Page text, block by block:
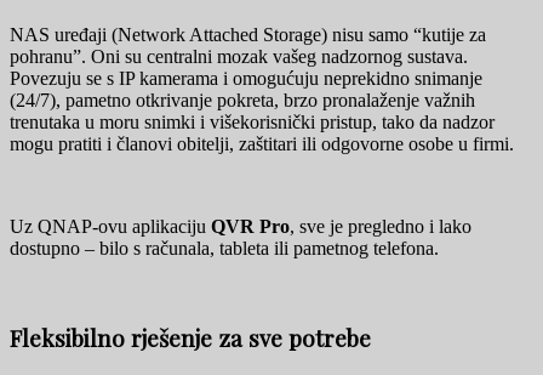
NAS uređaji (Network Attached Storage) nisu samo “kutije za
pohranu”. Oni su centralni mozak vašeg nadzornog sustava.
Povezuju se s IP kamerama i omogućuju neprekidno snimanje
(24/7), pametno otkrivanje pokreta, brzo pronalaženje važnih
trenutaka u moru snimki i višekorisnički pristup, tako da nadzor
mogu pratiti i članovi obitelji, zaštitari ili odgovorne osobe u firmi.
Uz QNAP-ovu aplikaciju QVR Pro, sve je pregledno i lako
dostupno – bilo s računala, tableta ili pametnog telefona.
Fleksibilno rješenje za sve potrebe